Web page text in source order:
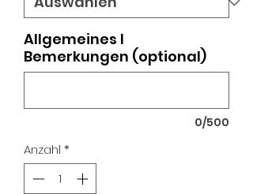
Allgemeines I
Bemerkungen (optional)
0/500
Anzahl *